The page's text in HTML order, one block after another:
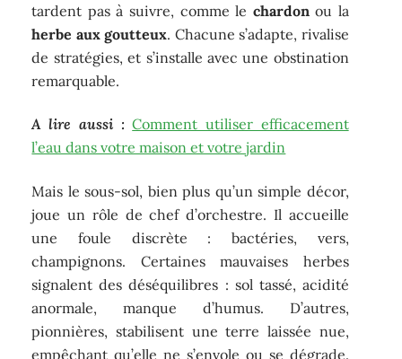
tardent pas à suivre, comme le chardonou la
herbe aux goutteux. Chacune s’adapte, rivalise
de stratégies, et s’installe avec une obstination
remarquable.
A lire aussi : Comment utiliser efficacement
l’eau dans votre maison et votre jardin
Mais le sous-sol, bien plus qu’un simple décor,
joue un rôle de chef d’orchestre. Il accueille
une foule discrète : bactéries, vers,
champignons. Certaines mauvaises herbes
signalent des déséquilibres : sol tassé, acidité
anormale, manque d’humus. D’autres,
pionnières, stabilisent une terre laissée nue,
empêchant qu’elle ne s’envole ou se dégrade.